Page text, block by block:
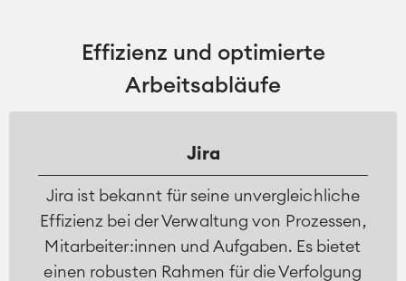
Effizienz und optimierte
Arbeitsabläufe
Jira
Jira ist bekannt für seine unvergleichliche
Effizienz bei der Verwaltung von Prozessen,
Mitarbeiter:innen und Aufgaben. Es bietet
einen robusten Rahmen für die Verfolgung